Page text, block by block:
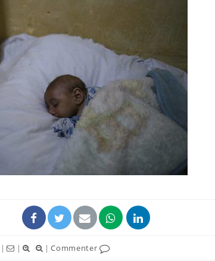
| | |Commenter
Les médicaments GLP-1
protègent-ils aussi les os
?
Cytomégalovirus : ce qui
change dans la prise en
charge des femmes
enceintes
La sieste empêche-t-elle
de dormir la nuit ?